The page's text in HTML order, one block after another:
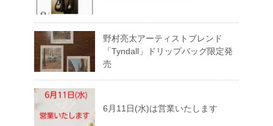
野村亮太アーティストブレンド
「Tyndall」ドリップバッグ限定発
売
6月11日(水)は営業いたします